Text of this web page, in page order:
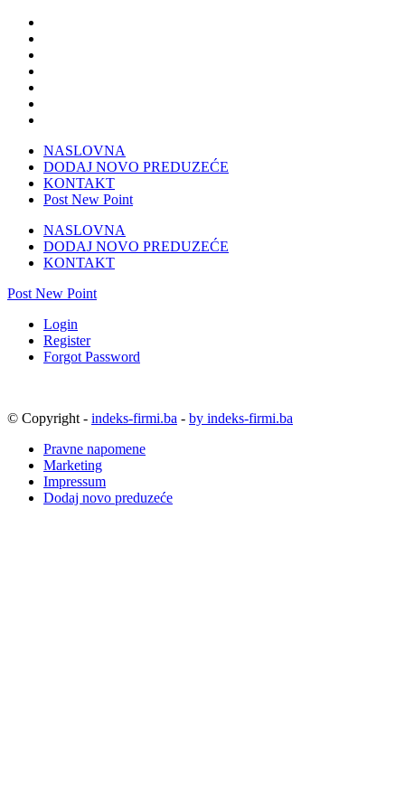
NASLOVNA
DODAJ NOVO PREDUZEĆE
KONTAKT
Post New Point
NASLOVNA
DODAJ NOVO PREDUZEĆE
KONTAKT
Post New Point
Login
Register
Forgot Password
© Copyright - indeks-firmi.ba - by indeks-firmi.ba
Pravne napomene
Marketing
Impressum
Dodaj novo preduzeće